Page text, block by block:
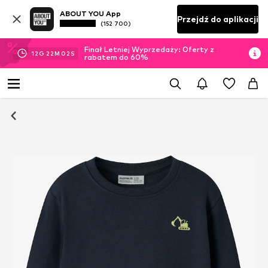
ABOUT YOU App
(152 700) Przejdź do aplikacji
12 G 22M 01 S
Finał Letniej Wyprzedaży: Oferty z
rabatem do 60%